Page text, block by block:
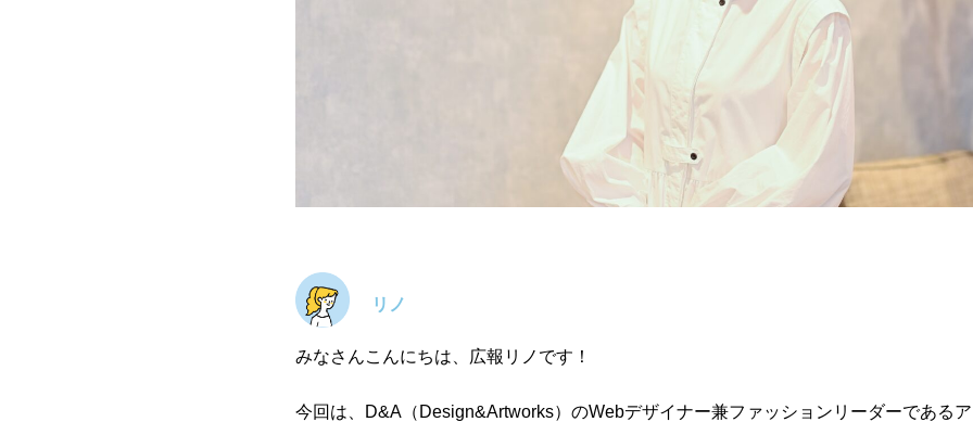
リノ
みなさんこんにちは、広報リノです！
今回は、D&A（Design&Artworks）のWebデザイナー兼ファッションリーダーである